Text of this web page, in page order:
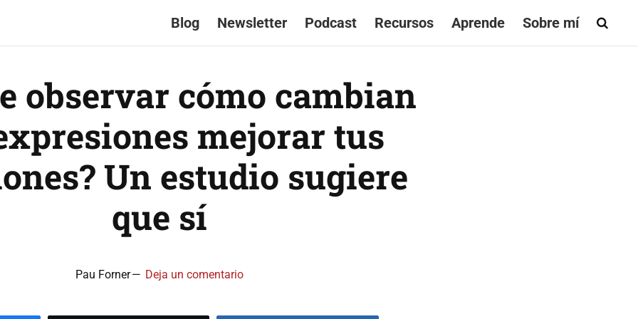
Blog Newsletter Podcast Recursos Aprende Sobre mí
observar cómo cambian
mejorar tus
Un estudio sugiere
que sí
Pau Forner Deja un comentario